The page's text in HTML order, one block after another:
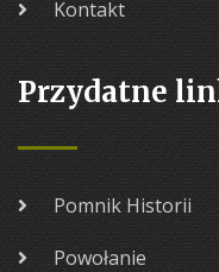
Kontakt
Przydatne
Pomnik Historii
Powołanie